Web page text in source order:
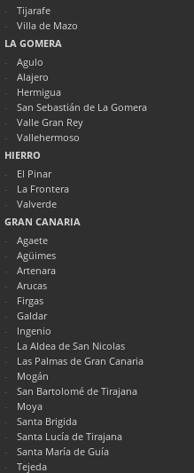
Tijarafe
Villa de Mazo
LA GOMERA
Agulo
Alajero
Hermigua
San Sebastián de La Gomera
Valle Gran Rey
Vallehermoso
HIERRO
El Pinar
La Frontera
Valverde
GRAN CANARIA
Agaete
Agüimes
Artenara
Arucas
Firgas
Galdar
Ingenio
La Aldea de San Nicolas
Las Palmas de Gran Canaria
Mogán
San Bartolomé de Tirajana
Moya
Santa Brigida
Santa Lucía de Tirajana
Santa María de Guía
Tejeda